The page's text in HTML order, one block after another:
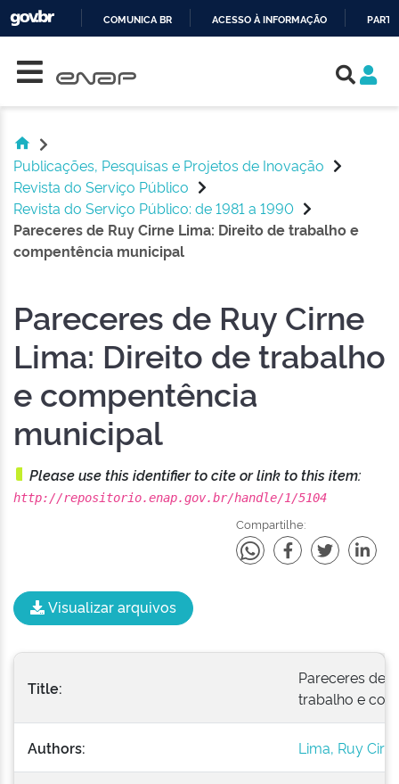
COMUNICA BR ACESSO À INFORMAÇÃO
Publicações, Pesquisas e Projetos de Inovação
Revista do Serviço Público
Revista do Serviço Público: de 1981 a 1990
Pareceres de Ruy Cirne Lima: Direito de trabalho e
compentência municipal
Pareceres de Ruy Cirne
Lima: Direito de trabalho
e compentência
municipal
Please use this identifier to cite or link to this item:
http://repositorio.enap.gov.br/handle/1/5104
Compartilhe:
Visualizar arquivos
Title:
Pareceres de
trabalho e
Authors: Lima, Ruy